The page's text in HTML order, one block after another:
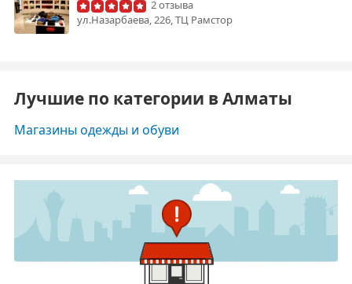
2 отзыва
ул.Назарбаева, 226, ТЦ Рамстор
Лучшие по категории в Алматы
Магазины одежды и обуви